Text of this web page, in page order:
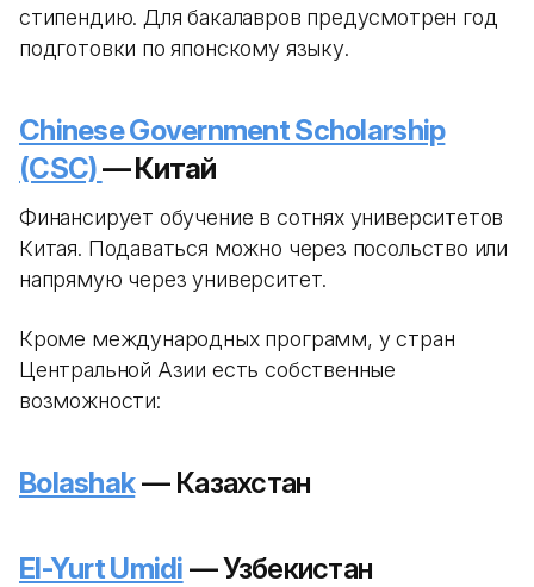
стипендию. Для бакалавров предусмотрен год
подготовки по японскому языку.
Chinese Government Scholarship
(CSC)— Китай
Финансирует обучение в сотнях университетов
Китая. Подаваться можно через посольство или
напрямую через университет.
Кроме международных программ, у стран
Центральной Азии есть собственные
возможности:
Bolashak— Казахстан
El-Yurt Umidi — Узбекистан